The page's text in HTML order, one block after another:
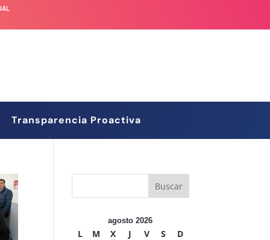
Transparencia Proactiva
agosto 2026
L M X J V S
D